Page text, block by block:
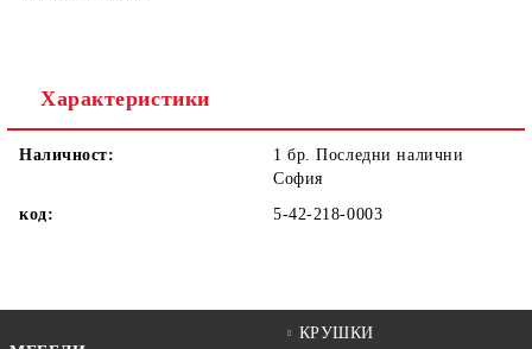
Характеристики
Наличност:
1 бр. Последни налични
София
код:
5-42-218-0003
КРУШКИ